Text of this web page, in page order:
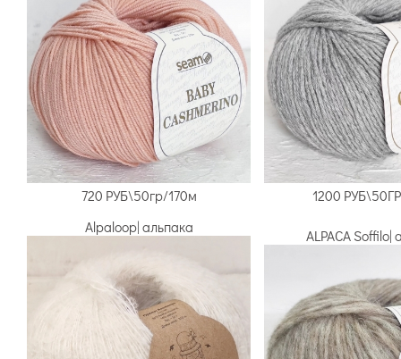
720 РУБ\50гр/170м
1200
Alpaloop| альпака
ALPACA Soffilo|